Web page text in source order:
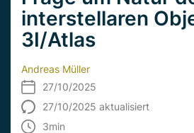
interstellaren
3I/Atlas
Andreas Müller
27/10/2025
27/10/2025 aktualisiert
3min